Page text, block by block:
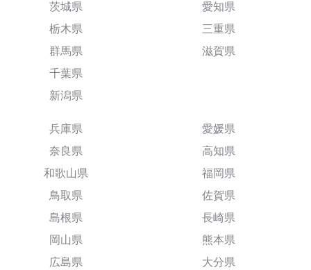
茨城県
栃木県
群馬県
千葉県
新潟県
愛知県
三重県
滋賀県
兵庫県
奈良県
和歌山県
鳥取県
島根県
岡山県
広島県
愛媛県
高知県
福岡県
佐賀県
長崎県
熊本県
大分県